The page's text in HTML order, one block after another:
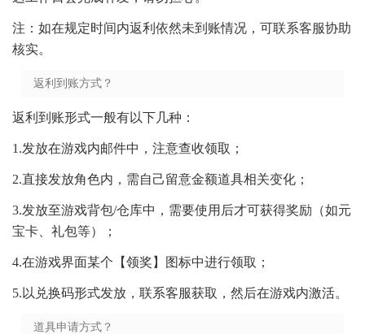
注：如在规定时间内返利依然未到账情况，可联系客服协助
核实。
返利到账方式？
返利到账形式一般有以下几种：
1.发放在游戏内邮件中，注意查收领取；
2.直接发放角色内，需自己留意金额道具相关变化；
3.发放至游戏背包/仓库中，需要使用后才可获得奖励（如元
宝卡、礼包等）；
4.在游戏界面某个【领奖】图标中进行领取；
5.以兑换码形式发放，联系客服获取，然后在游戏内激活。
道具申请方式？